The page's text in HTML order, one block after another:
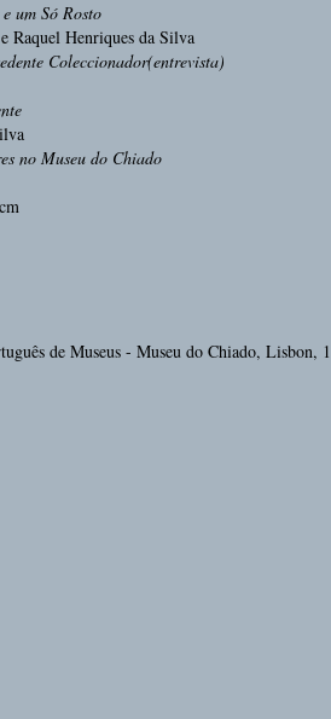
um Só Rosto
Raquel Henriques da Silva
Coleccionador(entrevista)
no Museu do Chiado
de Museus - Museu do Chiado, Lisbon,